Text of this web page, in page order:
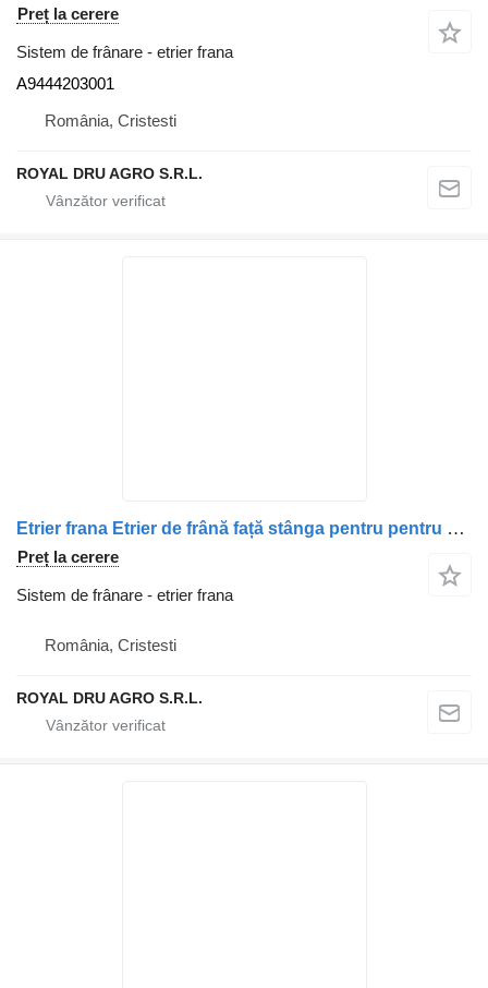
Preț la cerere
Sistem de frânare - etrier frana
A9444203001
România, Cristesti
ROYAL DRU AGRO S.R.L.
Etrier frana Etrier de frână față stânga pentru pentru camion Irisbus coduri 42559269, 42561263, 42564249
Preț la cerere
Sistem de frânare - etrier frana
România, Cristesti
ROYAL DRU AGRO S.R.L.